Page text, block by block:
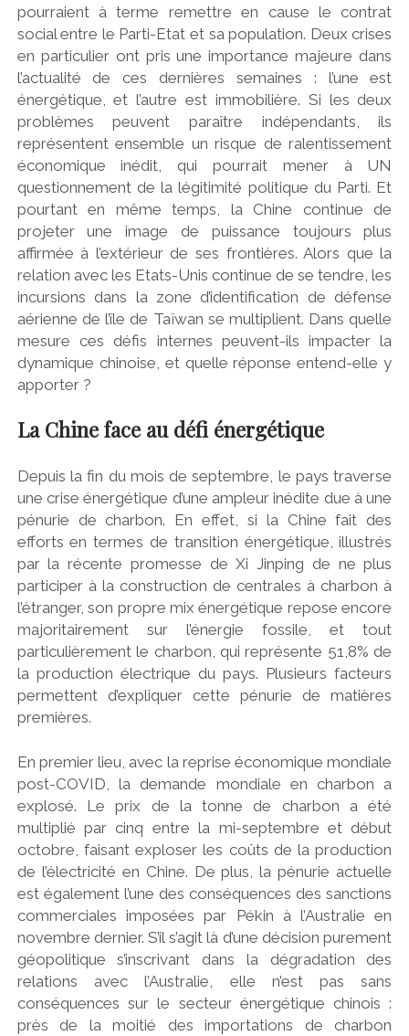
pourraient à terme remettre en cause le contrat
social entre le Parti-Etat et sa population. Deux crises
en particulier ont pris une importance majeure dans
l’actualité de ces dernières semaines : l’une est
énergétique, et l’autre est immobilière. Si les deux
problèmes peuvent paraître indépendants, ils
représentent ensemble un risque de ralentissement
économique inédit, qui pourrait mener à UN
questionnement de la légitimité politique du Parti. Et
pourtant en même temps, la Chine continue de
projeter une image de puissance toujours plus
affirmée à l’extérieur de ses frontières. Alors que la
relation avec les Etats-Unis continue de se tendre, les
incursions dans la zone d’identification de défense
aérienne de l’île de Taïwan se multiplient. Dans quelle
mesure ces défis internes peuvent-ils impacter la
dynamique chinoise, et quelle réponse entend-elle y
apporter ?
La Chine face au défi énergétique
Depuis la fin du mois de septembre, le pays traverse
une crise énergétique d’une ampleur inédite due à une
pénurie de charbon. En effet, si la Chine fait des
efforts en termes de transition énergétique, illustrés
par la récente promesse de Xi Jinping de ne plus
participer à la construction de centrales à charbon à
l’étranger, son propre mix énergétique repose encore
majoritairement sur l’énergie fossile, et tout
particulièrement le charbon, qui représente 51,8% de
la production électrique du pays. Plusieurs facteurs
permettent d’expliquer cette pénurie de matières
premières.
En premier lieu, avec la reprise économique mondiale
post-COVID, la demande mondiale en charbon a
explosé. Le prix de la tonne de charbon a été
multiplié par cinq entre la mi-septembre et début
octobre, faisant exploser les coûts de la production
de l’électricité en Chine. De plus, la pénurie actuelle
est également l’une des conséquences des sanctions
commerciales imposées par Pékin à l’Australie en
novembre dernier. S’il s’agit là d’une décision purement
géopolitique s’inscrivant dans la dégradation des
relations avec l’Australie, elle n’est pas sans
conséquences sur le secteur énergétique chinois :
près de la moitié des importations de charbon